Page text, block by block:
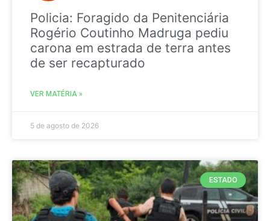
Policia: Foragido da Penitenciária
Rogério Coutinho Madruga pediu
carona em estrada de terra antes
de ser recapturado
VER MATÉRIA »
5 de agosto de 2026
ESTADO